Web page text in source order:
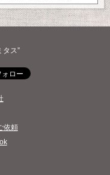
タス”
依頼